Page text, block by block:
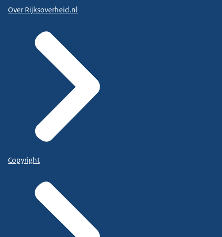
Over Rijksoverheid.nl
Copyright